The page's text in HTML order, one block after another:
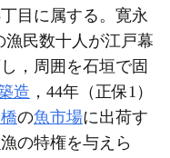
目に属する。寛永
漁民数十人が江戸幕
，周囲を石垣で固
造 ，44年（正保1）
の魚市場に出荷す
漁の特権を与えら